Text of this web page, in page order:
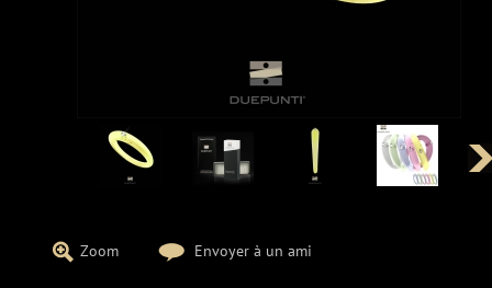
Zoom Envoyer à un ami